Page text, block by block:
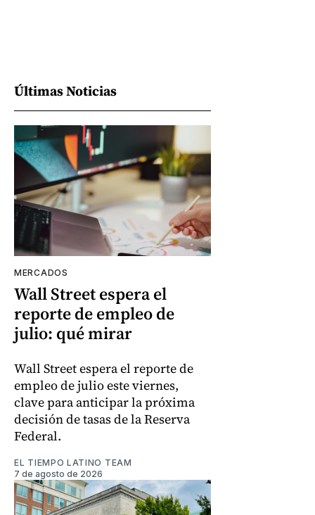
Últimas Noticias
MERCADOS
Wall Street espera el
reporte de empleo de
julio: qué mirar
Wall Street espera el reporte de
empleo de julio este viernes,
clave para anticipar la próxima
decisión de tasas de la Reserva
Federal.
EL TIEMPO LATINO TEAM
7 de agosto de 2026